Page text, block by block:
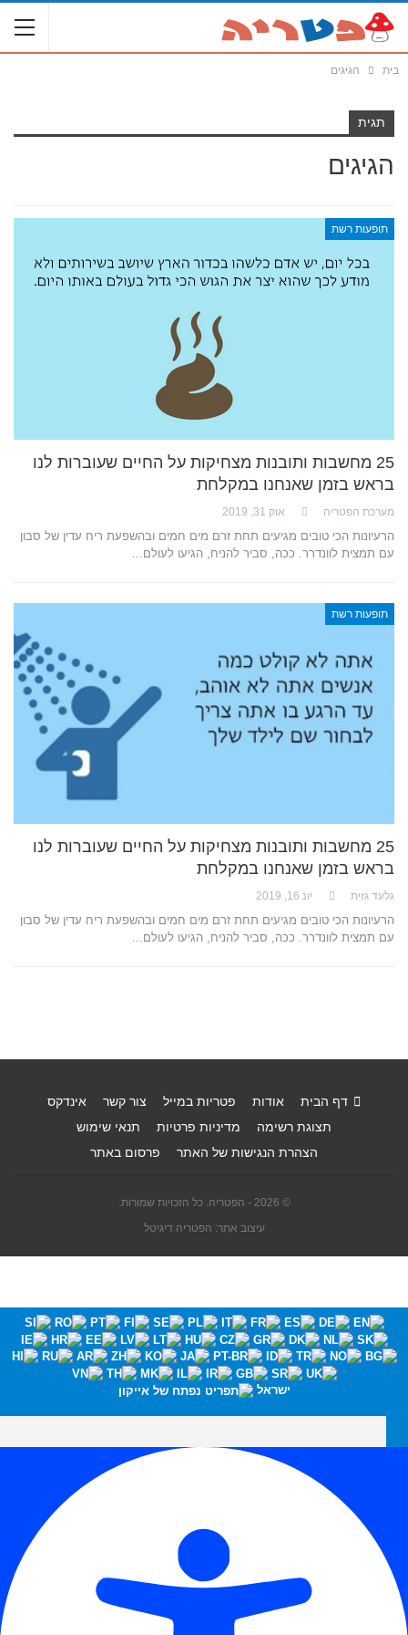
בית הגיגים
תגית
הגיגים
תופעות רשת
25 מחשבות ותובנות מצחיקות על החיים שעוברות לנו
בראש בזמן שאנחנו במקלחת
מערכת הפטריה אוק 31, 2019
הרעיונות הכי טובים מגיעים תחת זרם מים חמים ובהשפעת ריח עדין של סבון
עם תמצית לוונדרר. ככה, סביר להניח, הגיעו לעולם…
תופעות רשת
25 מחשבות ותובנות מצחיקות על החיים שעוברות לנו
בראש בזמן שאנחנו במקלחת
גלעד גזית יונ 16, 2019
הרעיונות הכי טובים מגיעים תחת זרם מים חמים ובהשפעת ריח עדין של סבון
עם תמצית לוונדרר. ככה, סביר להניח, הגיעו לעולם…
דף הבית אודות פטריות במייל צור קשר
אינדקס
תצוגת רשימה
מדיניות פרטיות
תנאי שימוש
הצהרת הנגישות של האתר
פרסום באתר
© 2026 - הפטריה. כל הזכויות שמורות.
עיצוב אתר: הפטריה דיגיטל
ישראל